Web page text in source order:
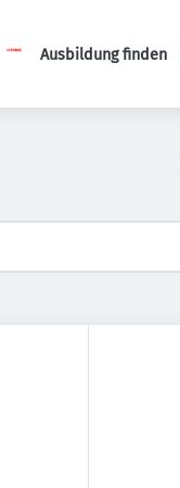
Ausbildung finden